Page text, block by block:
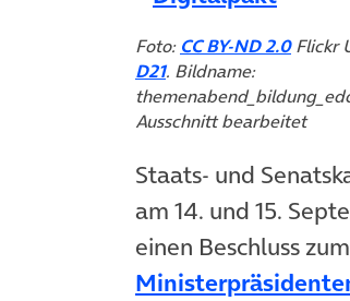
Foto: CC BY-ND 2.0(öffnet
Flickr
D21(öffnet in neuem Tab)
. Bildname:
Ausschnitt bearbeitet
Staats- und
am 14. und 15.
einen Beschluss